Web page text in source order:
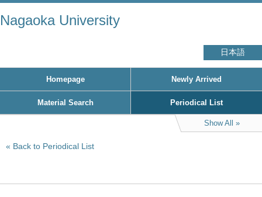
Nagaoka University
日本語
Homepage Newly Arrived
Material Search Periodical List
Show All
Back to Periodical List